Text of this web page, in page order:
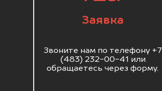
Заявка
Звоните нам по телефону +7
(483) 232-00-41 или
обращаетесь через форму.